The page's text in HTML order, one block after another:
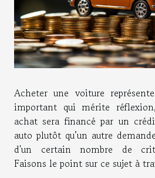
Acheter une voiture
important qui mérite
achat sera financé par un
auto plutôt qu’un autre
d'un certain nombre de
Faisons le point sur ce sujet à